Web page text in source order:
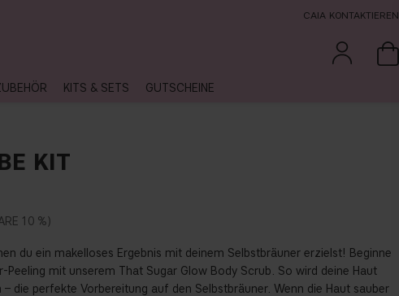
CAIA KONTAKTIEREN
KITS & SETS GUTSCHEINE
KIT
10 %
du ein makelloses Ergebnis mit deinem Selbstbräuner erzielst! Beginne
Peeling mit unserem That Sugar Glow Body Scrub. So wird deine Haut
die perfekte Vorbereitung auf den Selbstbräuner. Wenn die Haut sauber